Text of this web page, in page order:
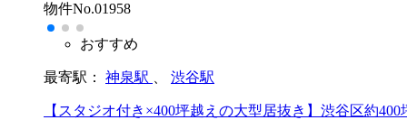
物件No.01958
おすすめ
最寄駅： 神泉駅 渋谷駅
【スタジオ付き×400坪越えの大型居抜き】渋谷区約400